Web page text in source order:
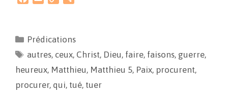
b
o
l
L
i
a
g
e
Prédications
autres, ceux, Christ, Dieu, faire, faisons, guerre,
heureux, Matthieu, Matthieu 5, Paix, procurent,
procurer, qui, tué, tuer